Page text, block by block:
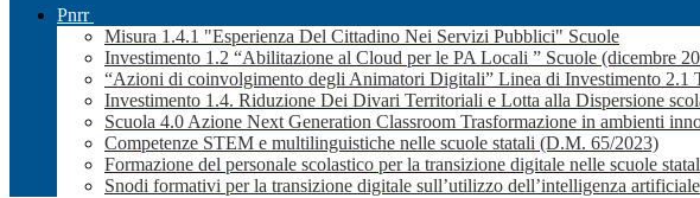
Pnrr
Misura 1.4.1 "Esperienza Del Cittadino Nei Servizi Pubblici" Scuole
Investimento 1.2 “Abilitazione al Cloud per le PA Locali ” Scuole (dicembre
“Azioni di coinvolgimento degli Animatori Digitali” Linea di Investimento 2.1
Investimento 1.4. Riduzione Dei Divari Territoriali e Lotta alla Dispersione
Scuola 4.0 Azione Next Generation Classroom Trasformazione in ambienti
Competenze STEM e multilinguistiche nelle scuole statali (D.M. 65/2023)
Formazione del personale scolastico per la transizione digitale nelle scuole
Snodi formativi per la transizione digitale sull’utilizzo dell’intelligenza artificiale